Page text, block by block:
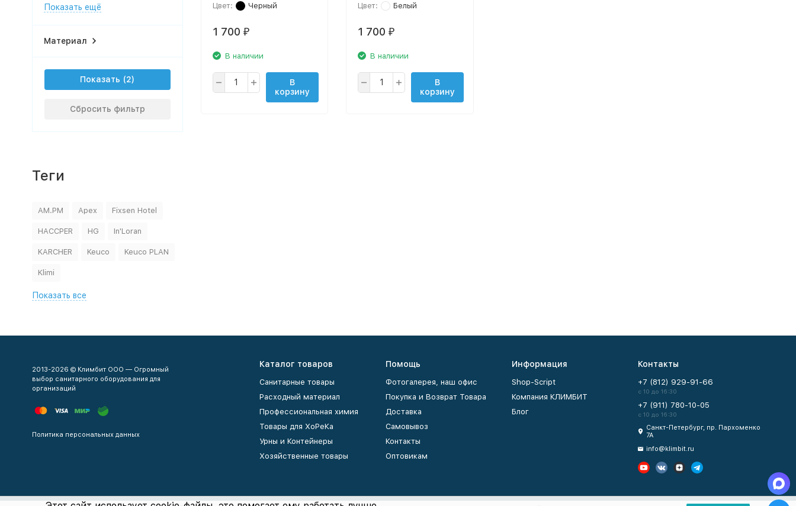
Цвет:
Черный
1 700 ₽
В наличии
В
корзину
Цвет:
Белый
1 700 ₽
В наличии
В
корзину
Показать ещё
Материал
Показать
Сбросить фильтр
Теги
AM.PM Apex Fixsen Hotel
HACCPER HG In'Loran
KARCHER Keuco Keuco PLAN
Klimi
Показать все
2013-2026 © Климбит ООО — Огромный
выбор санитарного оборудования для
организаций
Политика персональных данных
Каталог товаров
Санитарные товары
Расходный материал
Профессиональная химия
Товары для ХоРеКа
Урны и Контейнеры
Хозяйственные товары
Помощь
Фотогалерея, наш офис
Покупка и Возврат Товара
Доставка
Самовывоз
Контакты
Оптовикам
Информация
Shop-Script
Компания КЛИМБИТ
Блог
Контакты
+7 (812) 929-91-66
с 10 до 16:30
+7 (911) 780-10-05
с 10 до 16:30
Санкт-Петербург, пр. Пархоменко
7А
info@klimbit.ru